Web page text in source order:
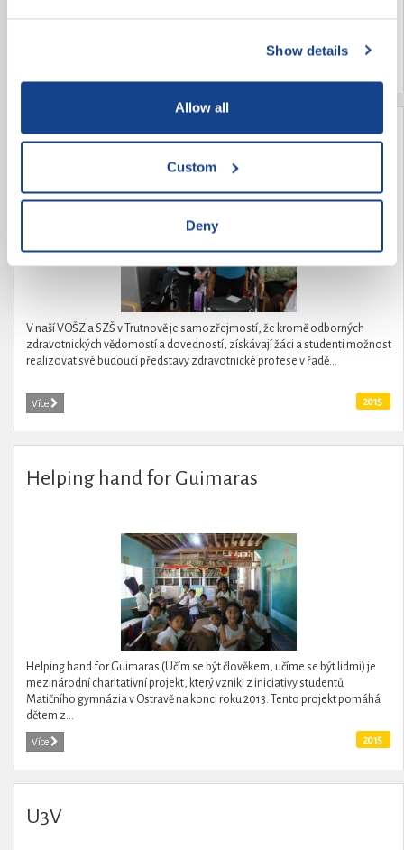
Show details
Allow all
Custom
Deny
Když stáří nemůže, mládí pomůže
V naší VOŠZ a SZŠ v Trutnově je samozřejmostí, že kromě odborných
zdravotnických vědomostí a dovedností, získávají žáci a studenti možnost
realizovat své budoucí představy zdravotnické profese v řadě...
Více 2015
Helping hand for Guimaras
Helping hand for Guimaras (Učím se být člověkem, učíme se být lidmi) je
mezinárodní charitativní projekt, který vznikl z iniciativy studentů
Matičního gymnázia v Ostravě na konci roku 2013. Tento projekt pomáhá
dětem z...
Více 2015
U3V